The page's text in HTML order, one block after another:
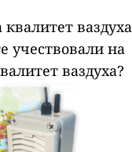
ваздуха
учествовали на
ваздуха?